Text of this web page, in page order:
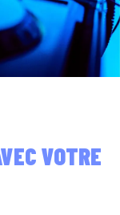
VOTRE